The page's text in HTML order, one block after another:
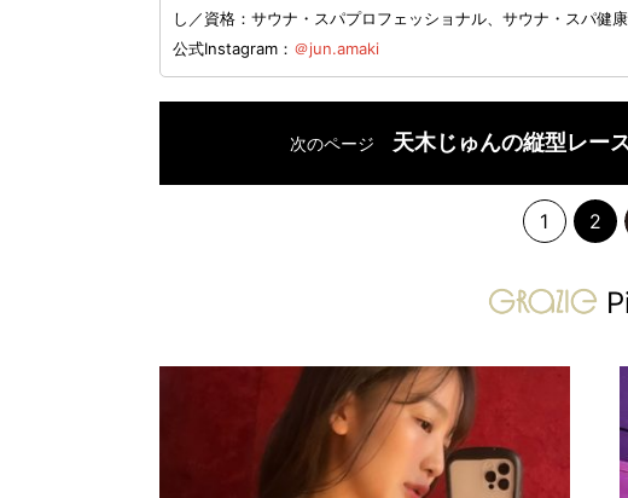
し／資格：サウナ・スパプロフェッショナル、サウナ・スパ健
公式Instagram： ＠jun.amaki
次のページ 天木じゅんの縦型レー
1 2
次のページへ